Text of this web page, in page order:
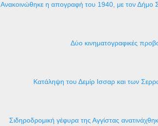
Ανακοινώθηκε η απογραφή του 1940, με τον Δήμο
Δύο κινηματογραφικές
Κατάληψη του Δεμίρ Ισσαρ και των
Σιδηροδρομική γέφυρα της Αγγίστας